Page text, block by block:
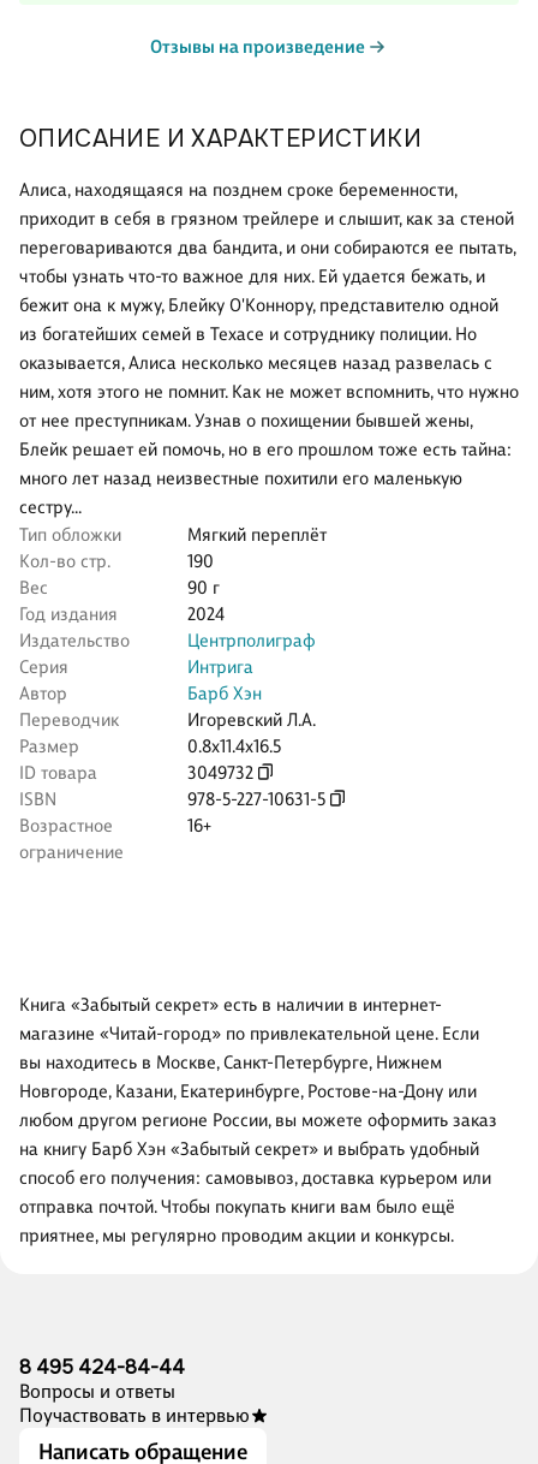
ОПИСАНИЕ И ХАРАКТЕРИСТИКИ
Алиса, находящаяся на позднем сроке беременности,
приходит в себя в грязном трейлере и слышит, как за стеной
переговариваются два бандита, и они собираются ее пытать,
чтобы узнать что-то важное для них. Ей удается бежать, и
бежит она к мужу, Блейку О'Коннору, представителю одной
из богатейших семей в Техасе и сотруднику полиции. Но
оказывается, Алиса несколько месяцев назад развелась с
ним, хотя этого не помнит. Как не может вспомнить, что нужно
от нее преступникам. Узнав о похищении бывшей жены,
Блейк решает ей помочь, но в его прошлом тоже есть тайна:
много лет назад неизвестные похитили его маленькую
сестру...
Тип обложки
Мягкий переплёт
Кол-во стр.
190
Вес
90 г
Год издания
2024
Издательство
Центрполиграф
Серия
Интрига
Автор
Барб Хэн
Переводчик
Игоревский Л.А.
Размер
0.8x11.4x16.5
ID товара
3049732
ISBN
978-5-227-10631-5
Возрастное
ограничение
16+
Отзывы на произведение
Книга «Забытый секрет» есть в наличии в интернет-
магазине «Читай-город» по привлекательной цене. Если
вы находитесь в Москве, Санкт-Петербурге, Нижнем
Новгороде, Казани, Екатеринбурге, Ростове-на-Дону или
любом другом регионе России, вы можете оформить заказ
на книгу Барб Хэн «Забытый секрет» и выбрать удобный
способ его получения: самовывоз, доставка курьером или
отправка почтой. Чтобы покупать книги вам было ещё
приятнее, мы регулярно проводим акции и конкурсы.
8 495 424-84-44
Вопросы и ответы
Поучаствовать в интервью
Написать обращение